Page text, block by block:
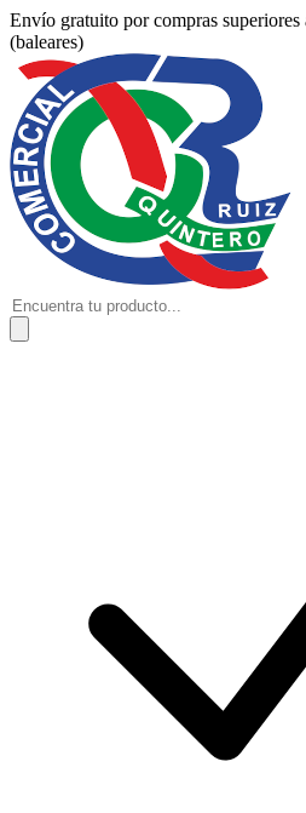
Envío gratuito por compras
(baleares)